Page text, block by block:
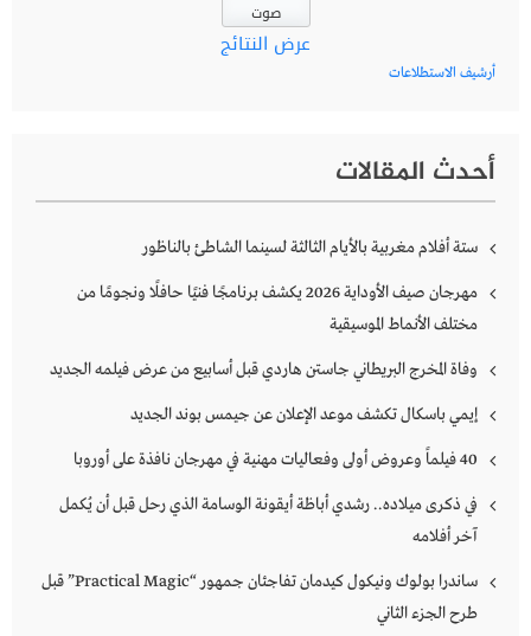
عرض النتائج
أرشيف الاستطلاعات
أحدث المقالات
ستة أفلام مغربية بالأيام الثالثة لسينما الشاطئ بالناظور
مهرجان صيف الأوداية 2026 يكشف برنامجًا فنيًا حافلًا ونجومًا من
مختلف الأنماط الموسيقية
وفاة المخرج البريطاني جاستن هاردي قبل أسابيع من عرض فيلمه الجديد
إيمي باسكال تكشف موعد الإعلان عن جيمس بوند الجديد
40 فيلماً وعروض أولى وفعاليات مهنية في مهرجان نافذة على أوروبا
في ذكرى ميلاده.. رشدي أباظة أيقونة الوسامة الذي رحل قبل أن يُكمل
آخر أفلامه
ساندرا بولوك ونيكول كيدمان تفاجئان جمهور “Practical Magic” قبل
طرح الجزء الثاني